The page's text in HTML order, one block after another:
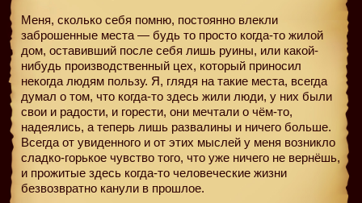
Меня, сколько себя помню, постоянно влекли
заброшенные места — будь то просто когда-то жилой
дом, оставивший после себя лишь руины, или какой-
нибудь производственный цех, который приносил
некогда людям пользу. Я, глядя на такие места, всегда
думал о том, что когда-то здесь жили люди, у них были
свои и радости, и горести, они мечтали о чём-то,
надеялись, а теперь лишь развалины и ничего больше.
Всегда от увиденного и от этих мыслей у меня возникло
сладко-горькое чувство того, что уже ничего не вернёшь,
и прожитые здесь когда-то человеческие жизни
безвозвратно канули в прошлое.